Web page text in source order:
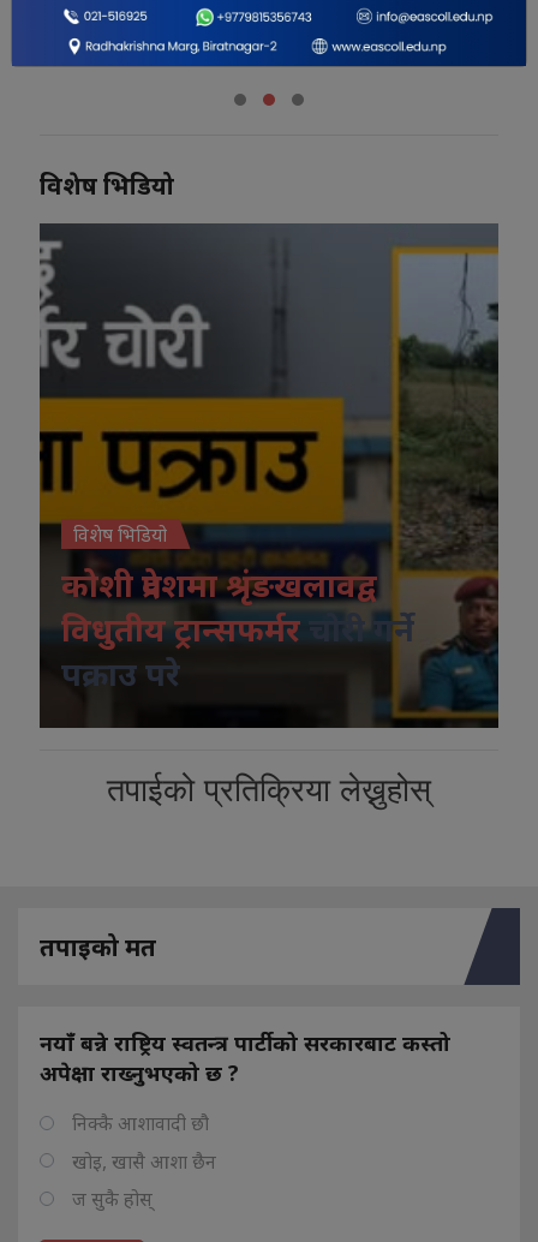
मानव संसाधन विभागको
नयाँ कार्यालय सञ्चालनमा
सेवा सुरु
विशेष भिडियो
विशेष भिडियो
कोशी प्रदेशमा श्रृंङखलावद्व
विधुतीय ट्रान्सफर्मर
चोरी गर्ने
पक्राउ परे
तपाईको प्रतिक्रिया लेख्नुहोस्
तपाइको मत
नयाँ बन्ने राष्ट्रिय स्वतन्त्र पार्टीको सरकारबाट कस्तो
अपेक्षा राख्नुभएको छ ?
निक्कै आशावादी छौ
खोइ, खासै आशा छैन
ज सुकै होस्